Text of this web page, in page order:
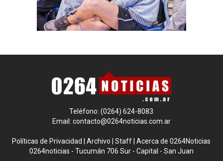
Teléfono: (0264) 624-8083
Email: contacto@0264noticias.com.ar
Políticas de Privacidad |Archivo |Staff |Acerca de 0264Noticias
0264noticias - Tucumán 706 Sur - Capital - San Juan